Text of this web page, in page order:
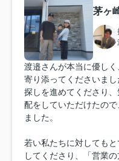
茅ヶ
渡邉さんが本当に優し
寄り添ってくださいま
探しを進めてくださり
配をしていただけたの
ました。
若い私たちに対しても
してくださり、「営業